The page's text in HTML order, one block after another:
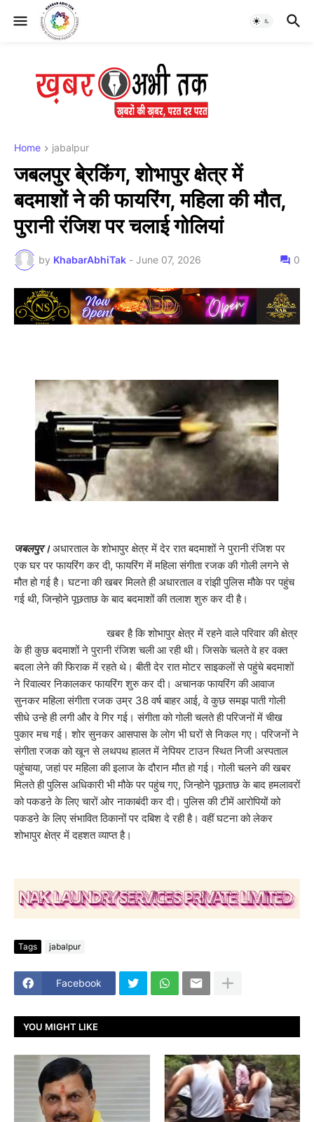
Home jabalpur
जबलपुर बे्रकिंग, शोभापुर क्षेत्र में
बदमाशों ने की फायरिंग, महिला की मौत,
पुरानी रंजिश पर चलाई गोलियां
by KhabarAbhiTak - June 07, 2026 0
जबलपुर।अधारताल के शोभापुर क्षेत्र में देर रात बदमाशों ने पुरानी रंजिश पर
एक घर पर फायरिंग कर दी, फायरिंग में महिला संगीता रजक की गोली लगने से
मौत हो गई है। घटना की खबर मिलते ही अधारताल व रांझी पुलिस मौके पर पहुंच
गई थी, जिन्होने पूछताछ के बाद बदमाशों की तलाश शुरु कर दी है।
खबर है कि शोभापुर क्षेत्र में रहने वाले परिवार की क्षेत्र
के ही कुछ बदमाशों ने पुरानी रंजिश चली आ रही थी। जिसके चलते वे हर वक्त
बदला लेने की फिराक में रहते थे। बीती देर रात मोटर साइकलों से पहुंचे बदमाशों
ने रिवाल्वर निकालकर फायरिंग शुरु कर दी। अचानक फायरिंग की आवाज
सुनकर महिला संगीता रजक उम्र 38 वर्ष बाहर आई, वे कुछ समझ पाती गोली
सीधे उन्हे ही लगी और वे गिर गई। संगीता को गोली चलते ही परिजनों में चीख
पुकार मच गई। शोर सुनकर आसपास के लोग भी घरों से निकल गए। परिजनों ने
संगीता रजक को खून से लथपथ हालत में नेपियर टाउन स्थित निजी अस्पताल
पहुंचाया, जहां पर महिला की इलाज के दौरान मौत हो गई। गोली चलने की खबर
मिलते ही पुलिस अधिकारी भी मौके पर पहुंच गए, जिन्होने पूछताछ के बाद हमलावरों
को पकडऩे के लिए चारों ओर नाकाबंदी कर दी। पुलिस की टीमें आरोपियों को
पकडऩे के लिए संभावित ठिकानों पर दबिश दे रही है। वहीं घटना को लेकर
शोभापुर क्षेत्र में दहशत व्याप्त है।
Tags jabalpur
Facebook
YOU MIGHT LIKE